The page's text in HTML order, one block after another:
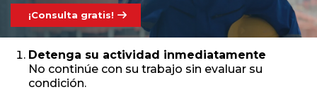
¡Consulta gratis!
Detenga su actividad inmediatamente
No continúe con su trabajo sin evaluar su
condición.